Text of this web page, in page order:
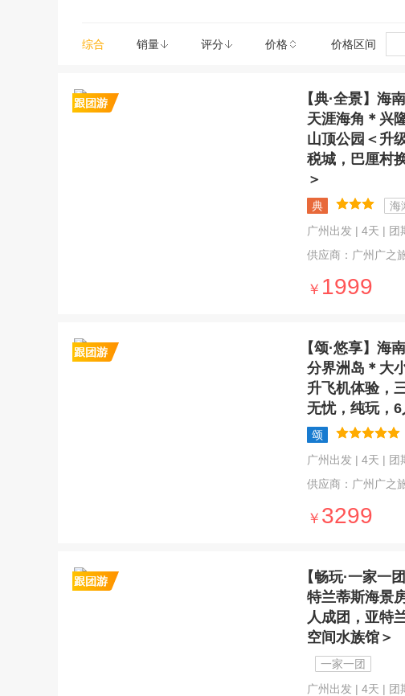
综合 销量 评分 价格 价格区间
【典·全景】海
天涯海角＊兴
山顶公园＜升
税城，巴厘村
＞
典
海
广州出发 | 4天 |
供应商：广州广之
￥ 1999
【颂·悠享】海
分界洲岛＊大
升飞机体验，
无忧，纯玩，6
颂
广州出发 | 4天 |
供应商：广州广之
￥ 3299
【畅玩·一家一
特兰蒂斯海景
人成团，亚特
空间水族馆＞
一家一团
广州出发 | 4天 |